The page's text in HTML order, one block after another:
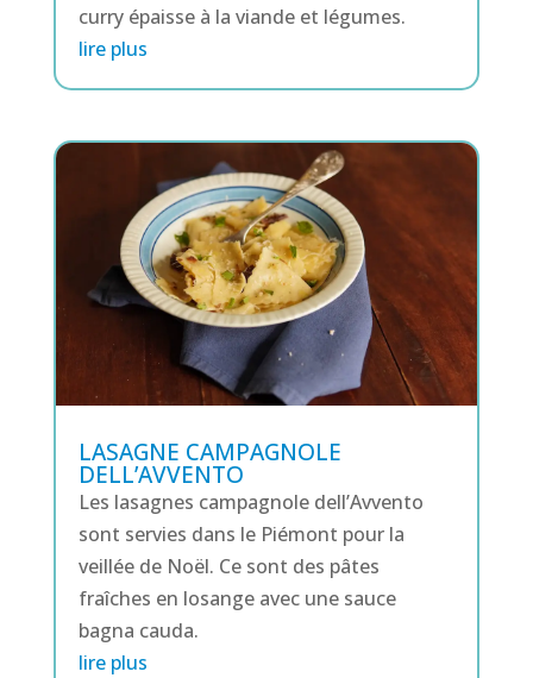
curry épaisse à la viande et légumes.
lire plus
LASAGNE CAMPAGNOLE
DELL’AVVENTO
Les lasagnes campagnole dell’Avvento
sont servies dans le Piémont pour la
veillée de Noël. Ce sont des pâtes
fraîches en losange avec une sauce
bagna cauda.
lire plus